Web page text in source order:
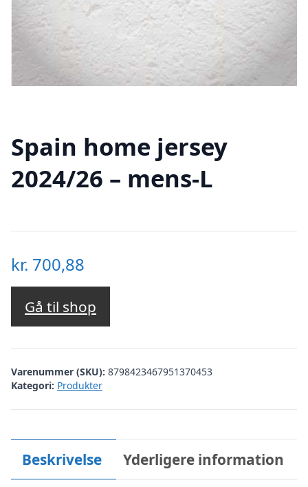
Spain home jersey
2024/26 – mens-L
kr. 700,88
Gå til shop
Varenummer (SKU): 8798423467951370453
Kategori: Produkter
Beskrivelse Yderligere information